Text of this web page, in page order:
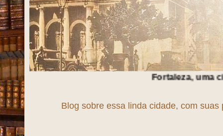
Fortaleza, uma cidade emTr A
Blog sobre essa linda cidade, com